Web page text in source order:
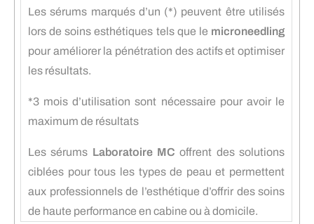
Les sérums marqués d’un (*) peuvent être utilisés
lors de soins esthétiques tels que le microneedling
pour améliorer la pénétration des actifs et optimiser
les résultats.
*3 mois d’utilisation sont nécessaire pour avoir le
maximum de résultats
Les sérums Laboratoire MC offrent des solutions
ciblées pour tous les types de peau et permettent
aux professionnels de l’esthétique d’offrir des soins
de haute performance en cabine ou à domicile.